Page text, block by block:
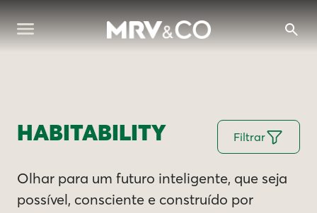
HABITABILITY Filtrar
Olhar para um futuro inteligente, que seja
possível, consciente e construído por